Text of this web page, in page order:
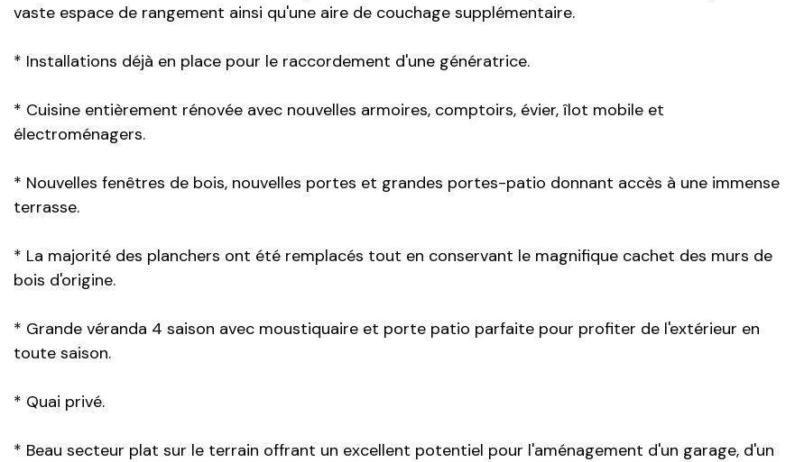
vaste espace de rangement ainsi qu'une aire de couchage supplémentaire.
* Installations déjà en place pour le raccordement d'une génératrice.
* Cuisine entièrement rénovée avec nouvelles armoires, comptoirs, évier, îlot mobile et
électroménagers.
* Nouvelles fenêtres de bois, nouvelles portes et grandes portes-patio donnant accès à une immense
terrasse.
* La majorité des planchers ont été remplacés tout en conservant le magnifique cachet des murs de
bois d'origine.
* Grande véranda 4 saison avec moustiquaire et porte patio parfaite pour profiter de l'extérieur en
toute saison.
* Quai privé.
* Beau secteur plat sur le terrain offrant un excellent potentiel pour l'aménagement d'un garage, d'un